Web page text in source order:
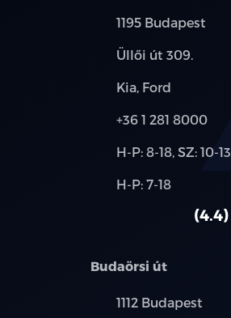
Település:
1195 Budapest
Cím:
Üllői út 309.
Márkák:
Kia, Ford
Telefon:
+36 1 281 8000
Új-
használt
H-P: 8-18, SZ: 10-13
Alkatrész,
H-P: 7-18
4.4
Budaörsi út
Település:
1112 Budapest